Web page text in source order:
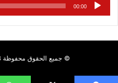
00:00
© جميع الحقوق محفوظة 2018 |